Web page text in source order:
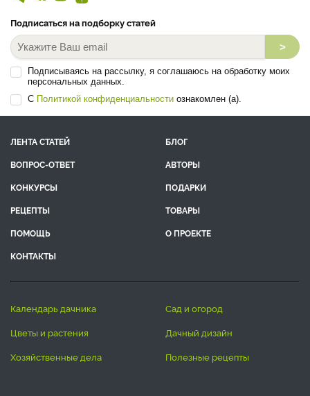
Подписаться на подборку статей
>
Подписываясь на рассылку, я соглашаюсь на обработку моих
персональных данных.
С Политикой конфиденциальности ознакомлен (а).
ЛЕНТА СТАТЕЙ
БЛОГ
ВОПРОС-ОТВЕТ
АВТОРЫ
КОНКУРСЫ
ПОДАРКИ
РЕЦЕПТЫ
ТОВАРЫ
ПОМОЩЬ
О ПРОЕКТЕ
КОНТАКТЫ
календарь дачника
сад и огород
цветы и растения
дачный дизайн
хозяйственные дела
полезные рецепты